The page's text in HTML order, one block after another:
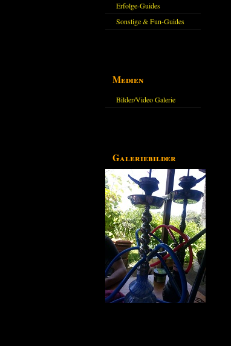
Erfolge-Guides
Sonstige & Fun-Guides
Medien
Bilder/Video Galerie
Galeriebilder